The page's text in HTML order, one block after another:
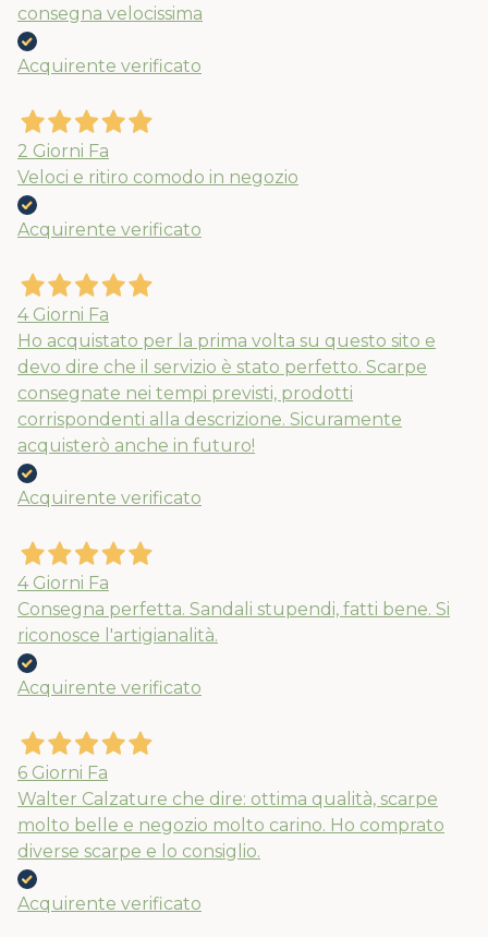
consegna velocissima
Acquirente verificato
2 Giorni Fa
Veloci e ritiro comodo in negozio
Acquirente verificato
4 Giorni Fa
Ho acquistato per la prima volta su questo sito e
devo dire che il servizio è stato perfetto. Scarpe
consegnate nei tempi previsti, prodotti
corrispondenti alla descrizione. Sicuramente
acquisterò anche in futuro!
Acquirente verificato
4 Giorni Fa
Consegna perfetta. Sandali stupendi, fatti bene. Si
riconosce l'artigianalità.
Acquirente verificato
6 Giorni Fa
Walter Calzature che dire: ottima qualità, scarpe
molto belle e negozio molto carino. Ho comprato
diverse scarpe e lo consiglio.
Acquirente verificato